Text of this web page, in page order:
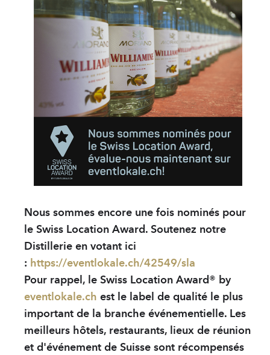
FAQ
Distributeurs
Protection des
Contact
PRODUITS
Spiritueux
PARTENAIRES
sWiss Cocktails
Herbes du Grand-
Jardins Des Monts
Français
Nous sommes encore une fois nominés pour
le Swiss Location Award. Soutenez notre
Distillerie en votant ici
: https://eventlokale.ch/42549/sla
Pour rappel, le Swiss Location Award® by
eventlokale.ch est le label de qualité le plus
important de la branche événementielle. Les
meilleurs hôtels, restaurants, lieux de réunion
et d'événement de Suisse sont récompensés